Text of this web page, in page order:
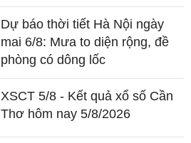
Dự báo thời tiết Hà Nội ngày
mai 6/8: Mưa to diện rộng, đề
phòng có dông lốc
XSCT 5/8 - Kết quả xổ số Cần
Thơ hôm nay 5/8/2026